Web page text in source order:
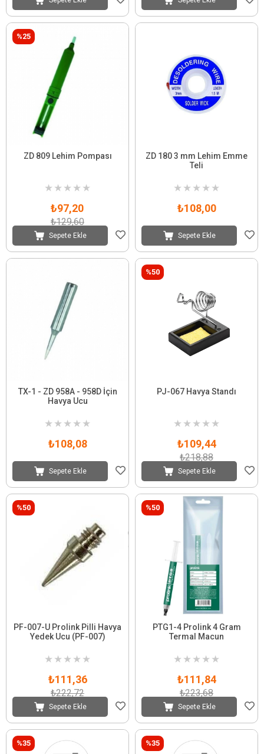
ZD 809 Lehim Pompası
★ ★ ★ ★ ★
₺97,20
₺129,60
Sepete Ekle
%25
ZD 180 3 mm Lehim Emme
Teli
★ ★ ★ ★ ★
₺108,00
Sepete Ekle
TX-1 - ZD 958A - 958D İçin
Havya Ucu
★ ★ ★ ★ ★
₺108,08
Sepete Ekle
PJ-067 Havya Standı
★ ★ ★ ★ ★
₺109,44
₺218,88
Sepete Ekle
%50
PF-007-U Prolink Pilli Havya
Yedek Ucu (PF-007)
★ ★ ★ ★ ★
₺111,36
₺222,72
Sepete Ekle
%50
PTG1-4 Prolink 4 Gram
Termal Macun
★ ★ ★ ★ ★
₺111,84
₺223,68
Sepete Ekle
%50
%35 %35